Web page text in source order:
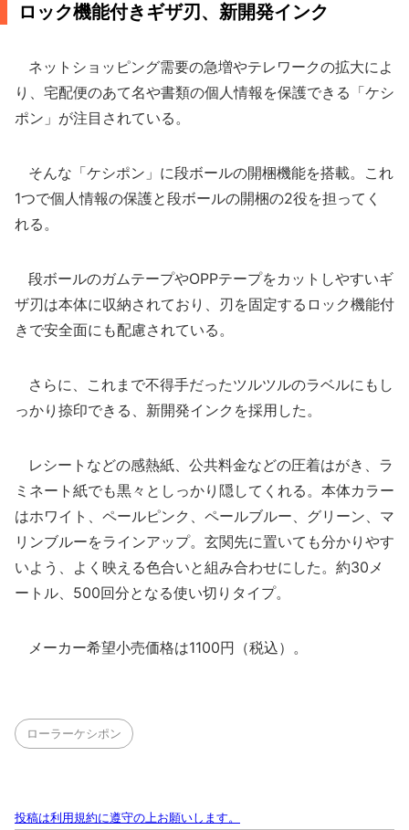
ロック機能付きギザ刃、新開発インク
ネットショッピング需要の急増やテレワークの拡大によ
り、宅配便のあて名や書類の個人情報を保護できる「ケシ
ポン」が注目されている。
そんな「ケシポン」に段ボールの開梱機能を搭載。これ
1つで個人情報の保護と段ボールの開梱の2役を担ってく
れる。
段ボールのガムテープやOPPテープをカットしやすいギ
ザ刃は本体に収納されており、刃を固定するロック機能付
きで安全面にも配慮されている。
さらに、これまで不得手だったツルツルのラベルにもし
っかり捺印できる、新開発インクを採用した。
レシートなどの感熱紙、公共料金などの圧着はがき、ラ
ミネート紙でも黒々としっかり隠してくれる。本体カラー
はホワイト、ペールピンク、ペールブルー、グリーン、マ
リンブルーをラインアップ。玄関先に置いても分かりやす
いよう、よく映える色合いと組み合わせにした。約30メ
ートル、500回分となる使い切りタイプ。
メーカー希望小売価格は1100円（税込）。
ローラーケシポン